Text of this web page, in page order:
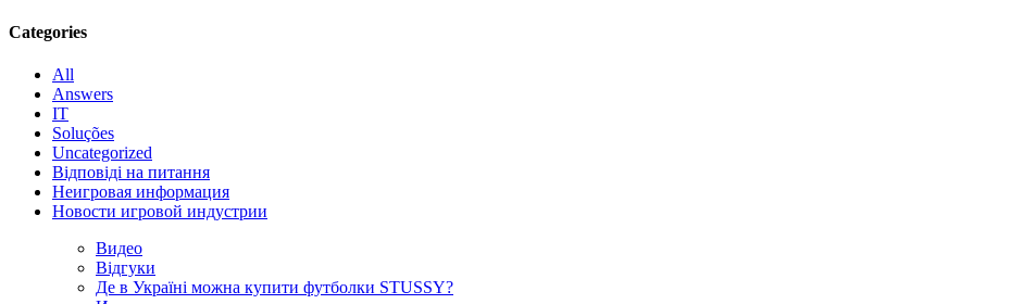
Categories
All
Answers
IT
Soluções
Uncategorized
Відповіді на питання
Неигровая информация
Новости игровой индустрии
Видео
Відгуки
Де в Україні можна купити футболки STUSSY?